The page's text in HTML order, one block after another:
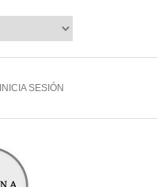
INICIA SESIÓN